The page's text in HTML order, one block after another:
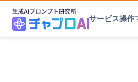
サービス操作